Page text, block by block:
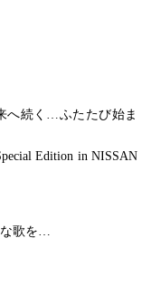
へ続く…ふたたび始ま
Edition in NISSAN
歌を…